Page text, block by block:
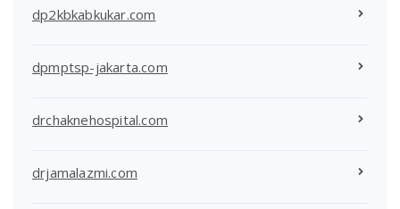
dp2kbkabkukar.com
dpmptsp-jakarta.com
drchaknehospital.com
drjamalazmi.com